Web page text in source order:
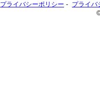
プライバシーポリシー - プライバ